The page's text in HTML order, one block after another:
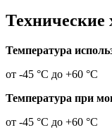
Технические
Температура
от -45 °C до +60 °C
Температура при
от -45 °C до +60 °C